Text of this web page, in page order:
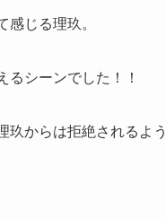
じる理玖。
るシーンでした！！
からは拒絶されるよ